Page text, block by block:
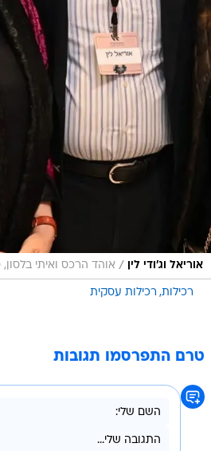
אוריאל וג'ודי לין / אוהד הרכס ואיתי בלסון,
רכילות רכילות עסקית
טרם התפרסמו תגובות